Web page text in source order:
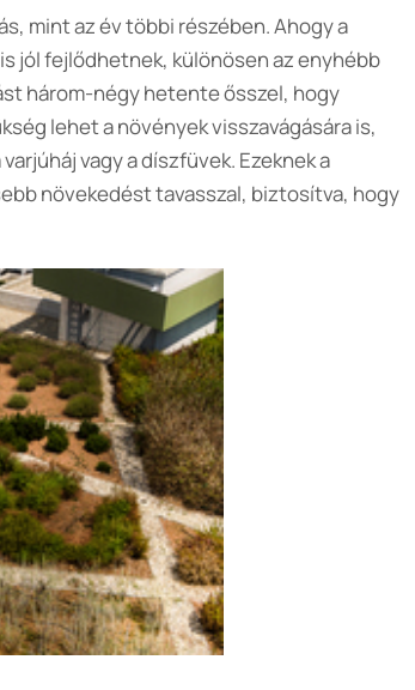
mint az év többi részében. Ahogy a
jól fejlődhetnek, különösen az enyhébb
három-négy hetente ősszel, hogy
lehet a növények visszavágására is,
vagy a díszfüvek. Ezeknek a
növekedést tavasszal, biztosítva, hogy